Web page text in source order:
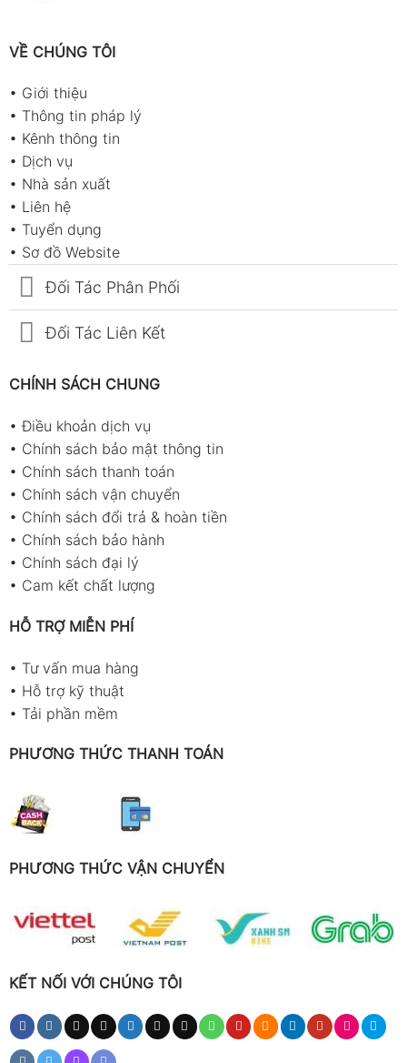
VỀ CHÚNG TÔI
• Giới thiệu
• Thông tin pháp lý
• Kênh thông tin
• Dịch vụ
• Nhà sản xuất
• Liên hệ
• Tuyển dụng
• Sơ đồ Website
Đối Tác Phân Phối
Đối Tác Liên Kết
CHÍNH SÁCH CHUNG
•Điều khoản dịch vụ
• Chính sách bảo mật thông tin
• Chính sách thanh toán
• Chính sách vận chuyển
• Chính sách đổi trả & hoàn tiền
• Chính sách bảo hành
• Chính sách đại lý
• Cam kết chất lượng
HỖ TRỢ MIỄN PHÍ
• Tư vấn mua hàng
• Hỗ trợ kỹ thuật
• Tải phần mềm
PHƯƠNG THỨC THANH TOÁN
PHƯƠNG THỨC VẬN CHUYỂN
KẾT NỐI VỚI CHÚNG TÔI